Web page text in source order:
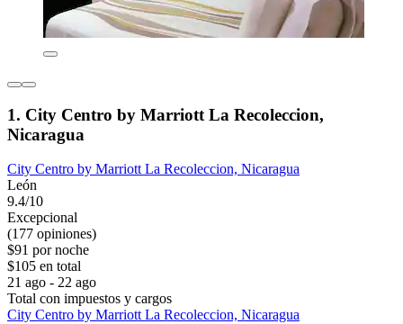
1. City Centro by Marriott La Recoleccion,
Nicaragua
City Centro by Marriott La Recoleccion, Nicaragua
León
9.4/10
Excepcional
(177 opiniones)
$91 por noche
$105 en total
21 ago - 22 ago
Total con impuestos y cargos
City Centro by Marriott La Recoleccion, Nicaragua